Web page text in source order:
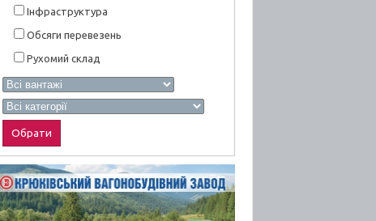
Інфраструктура
Обсяги перевезень
Рухомий склад